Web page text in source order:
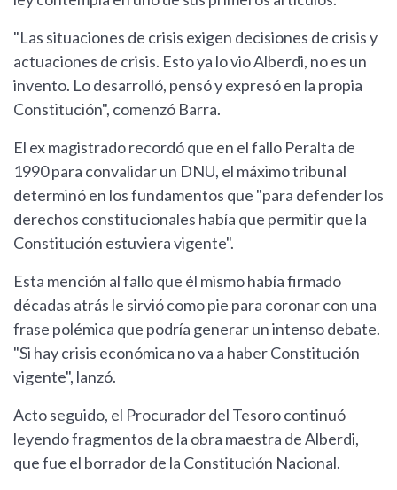
"Las situaciones de crisis exigen decisiones de crisis y
actuaciones de crisis. Esto ya lo vio Alberdi, no es un
invento. Lo desarrolló, pensó y expresó en la propia
Constitución", comenzó Barra.
El ex magistrado recordó que en el fallo Peralta de
1990 para convalidar un DNU, el máximo tribunal
determinó en los fundamentos que "para defender los
derechos constitucionales había que permitir que la
Constitución estuviera vigente".
Esta mención al fallo que él mismo había firmado
décadas atrás le sirvió como pie para coronar con una
frase polémica que podría generar un intenso debate.
"Si hay crisis económica no va a haber Constitución
vigente", lanzó.
Acto seguido, el Procurador del Tesoro continuó
leyendo fragmentos de la obra maestra de Alberdi,
que fue el borrador de la Constitución Nacional.